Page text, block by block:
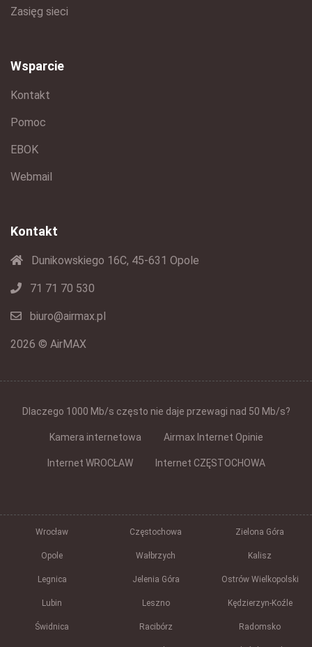
Zasięg sieci
Wsparcie
Kontakt
Pomoc
EBOK
Webmail
Kontakt
Dunikowskiego 16C, 45-631 Opole
71 71 70 530
biuro@airmax.pl
2026 © AirMAX
Dlaczego 1000 Mb/s często nie daje przewagi nad 50 Mb/s?
Kamera internetowa Airmax Internet Opinie
Internet WROCŁAW Internet CZĘSTOCHOWA
Wrocław Częstochowa Zielona Góra
Opole Wałbrzych Kalisz
Legnica Jelenia Góra Ostrów Wielkopolski
Lubin Leszno Kędzierzyn-Koźle
Świdnica Racibórz Radomsko